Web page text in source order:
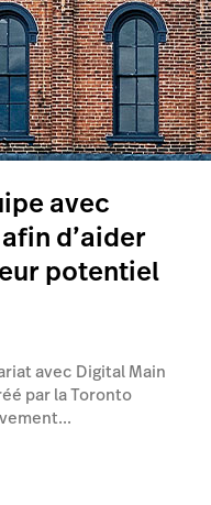
avec
d’aider
potentiel
avec Digital Main
par la Toronto